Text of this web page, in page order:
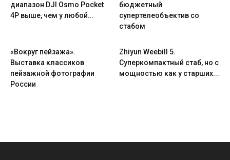
диапазон DJI Osmo Pocket
4P выше, чем у любой...
бюджетный
супертелеобъектив со
стабом
«Вокруг пейзажа».
Выставка классиков
пейзажной фотографии
России
Zhiyun Weebill 5.
Cуперкомпактный стаб, но с
мощностью как у старших...